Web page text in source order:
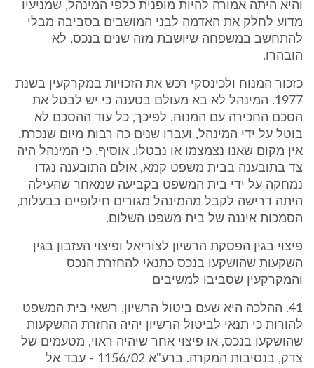
והיא היתה אמורה להיות מופנית כלפי המינהל, שמניעיו
מדוע לחלק את האדמה לבני המושבים בסביבה מבלי
להתחשב במשפחה שיושבת מזה שנים בנכס, לא
הובהרו.
כזכור המנוח ולכינסקי רכש את הזכויות במקרקעין בשנת
1977. המינהל לא בא מעולם בטענה כי יש לבטל את
הסכם החכירה עם המנוח. לפיכך, כל עוד ההסכם לא
בוטל על ידי המינהל, ועברו שנים כה רבות מיום שנכרת,
אין מקום שאנו נצמצמו או נבטלו. אוסיף, כי המינהל היה
צד בתובענה בבית משפט קמא, אולם התובענה נגדו
נמחקה על ידי בית המשפט בקביעה שמאחר שהעילה
היתה דרישה לקבל מהמינהל מגורים חילופיים בבעלות,
הסמכות איננה של בית משפט השלום.
פיצוי בגין הפסקת הרשיון לצוריאל ופיצוי העזבון בגין
השקעות שהושקעו בנכס כתנאי להחזרת הנכס
והמקרקעין שסביבו למשיבים
41. ההלכה היא שעם ביטול הרשיון, רשאי בית המשפט
להורות כי תנאי לביטול הרשיון יהיה החזרת ההשקעות
שהושקעו בנכס, או פיצוי אחר שיהיה ראוי, מטעמים של
צדק, בנסיבות המקרה. ברע"א 1156/02 - עבד אל